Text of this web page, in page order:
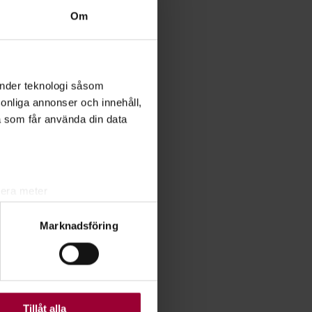
Om
teknologi såsom
annonser och innehåll,
får använda din data
. Du kan ändra
Vissa kakor är
Marknadsföring
Tillåt alla